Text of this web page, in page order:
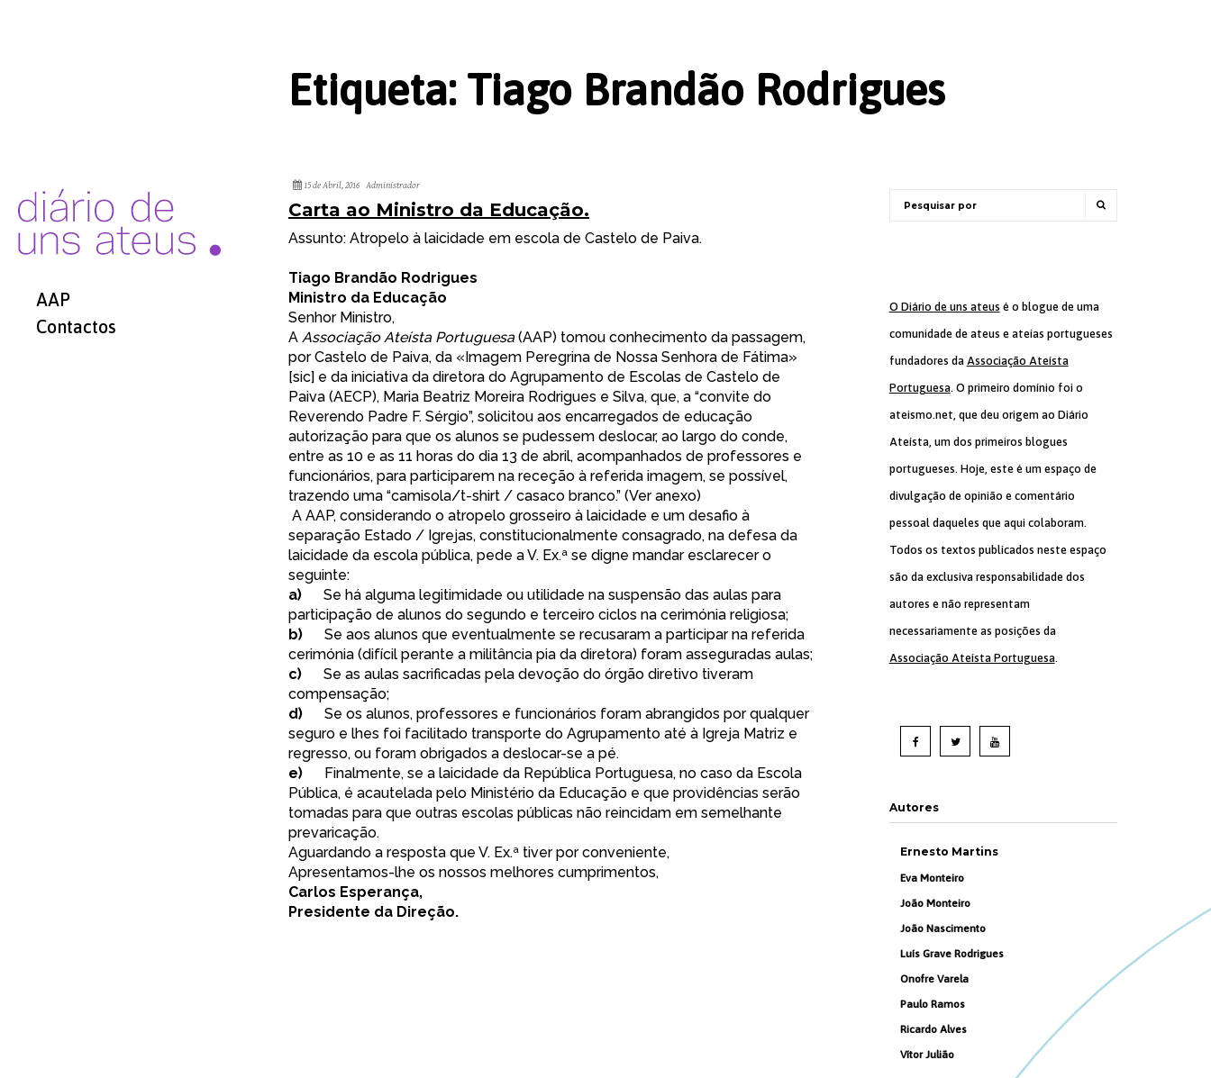
AAP
Contactos
Etiqueta: Tiago Brandão Rodrigues
15 de Abril, 2016 Administrador
Carta ao Ministro da Educação.
Assunto: Atropelo à laicidade em escola de Castelo de Paiva.
Tiago Brandão Rodrigues
Ministro da Educação
Senhor Ministro,
A Associação Ateísta Portuguesa(AAP) tomou conhecimento da passagem,
por Castelo de Paiva, da «Imagem Peregrina de Nossa Senhora de Fátima»
[sic] e da iniciativa da diretora do Agrupamento de Escolas de Castelo de
Paiva (AECP), Maria Beatriz Moreira Rodrigues e Silva, que, a “convite do
Reverendo Padre F. Sérgio”, solicitou aos encarregados de educação
autorização para que os alunos se pudessem deslocar, ao largo do conde,
entre as 10 e as 11 horas do dia 13 de abril, acompanhados de professores e
funcionários, para participarem na receção à referida imagem, se possível,
trazendo uma “camisola/t-shirt / casaco branco.” (Ver anexo)
A AAP, considerando o atropelo grosseiro à laicidade e um desafio à
separação Estado / Igrejas, constitucionalmente consagrado, na defesa da
laicidade da escola pública, pede a V. Ex.ª se digne mandar esclarecer o
seguinte:
a) Se há alguma legitimidade ou utilidade na suspensão das aulas para
participação de alunos do segundo e terceiro ciclos na cerimónia religiosa;
b) Se aos alunos que eventualmente se recusaram a participar na referida
cerimónia (difícil perante a militância pia da diretora) foram asseguradas aulas;
c) Se as aulas sacrificadas pela devoção do órgão diretivo tiveram
compensação;
d) Se os alunos, professores e funcionários foram abrangidos por qualquer
seguro e lhes foi facilitado transporte do Agrupamento até à Igreja Matriz e
regresso, ou foram obrigados a deslocar-se a pé.
e) Finalmente, se a laicidade da República Portuguesa, no caso da Escola
Pública, é acautelada pelo Ministério da Educação e que providências serão
tomadas para que outras escolas públicas não reincidam em semelhante
prevaricação.
Aguardando a resposta que V. Ex.ª tiver por conveniente,
Apresentamos-lhe os nossos melhores cumprimentos,
Carlos Esperança,
Presidente da Direção.
O Diário de uns ateus é o blogue de uma
comunidade de ateus e ateias portugueses
fundadores da Associação Ateísta
Portuguesa. O primeiro domínio foi o
ateismo.net, que deu origem ao Diário
Ateísta, um dos primeiros blogues
portugueses. Hoje, este é um espaço de
divulgação de opinião e comentário
pessoal daqueles que aqui colaboram.
Todos os textos publicados neste espaço
são da exclusiva responsabilidade dos
autores e não representam
necessariamente as posições da
Associação Ateísta Portuguesa.
Autores
Ernesto Martins
Eva Monteiro
João Monteiro
João Nascimento
Luís Grave Rodrigues
Onofre Varela
Paulo Ramos
Ricardo Alves
Vítor Julião